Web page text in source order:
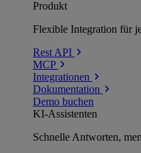
Produkt
Flexible Integration für
Rest API
MCP
Integrationen
Dokumentation
Demo buchen
KI-Assistenten
Schnelle Antworten,